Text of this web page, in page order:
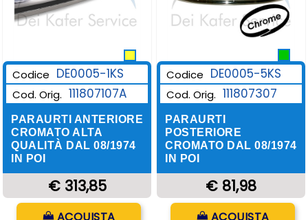
Codice DE0005-1KS
Cod. Orig. 111807107A
PARAURTI ANTERIORE
CROMATO ALTA
QUALITÀ DAL 08/1974
IN POI
€ 313,85
Quantità
Codice DE0005-5KS
Cod. Orig. 111807307
PARAURTI
POSTERIORE
CROMATO DAL 08/1974
IN POI
€ 81,98
Quantità